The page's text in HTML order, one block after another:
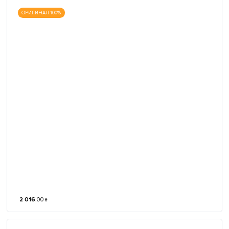
ОРИГИНАЛ 100%
2 016.00 ₴